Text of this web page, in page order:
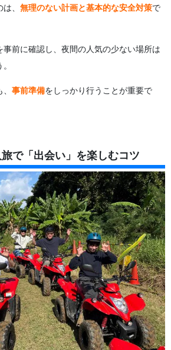
、 無理のない計画と基本的な安全対策で
前に確認し、夜間の人気の少ない場所は
事前準備をしっかり行うことが重要で
で「出会い」を楽しむコツ